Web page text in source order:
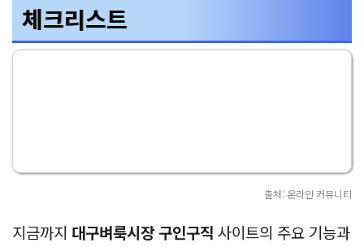
체크리스트
출처: 온라인 커뮤니티
지금까지 대구벼룩시장 구인구직 사이트의 주요 기능과